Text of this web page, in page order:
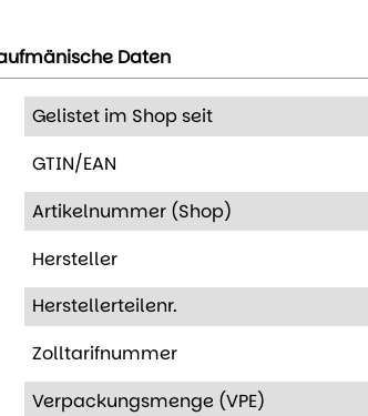
Daten
Gelistet im Shop seit
GTIN/EAN
Artikelnummer (Shop)
Hersteller
Herstellerteilenr.
Zolltarifnummer
Verpackungsmenge (VPE)